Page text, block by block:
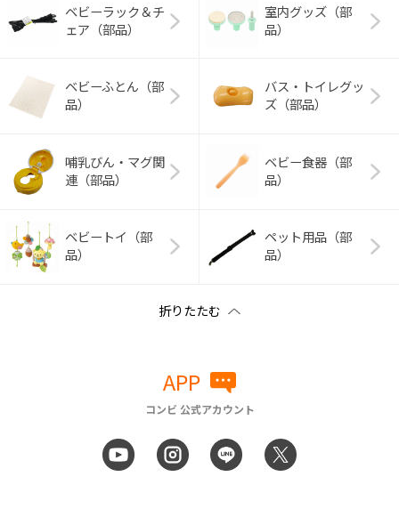
ベビーラック＆チ
ェア（部品）
室内グッズ（部
品）
ベビーふとん（部
品）
バス・トイレグッ
ズ（部品）
哺乳びん・マグ関
連（部品）
ベビー食器（部
品）
ベビートイ（部
品）
ペット用品（部
品）
APP
コンビ 公式アカウント